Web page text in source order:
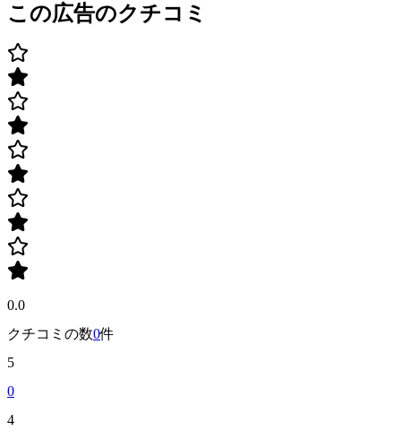
この広告のクチコミ
0.0
クチコミの数0件
5
0
4